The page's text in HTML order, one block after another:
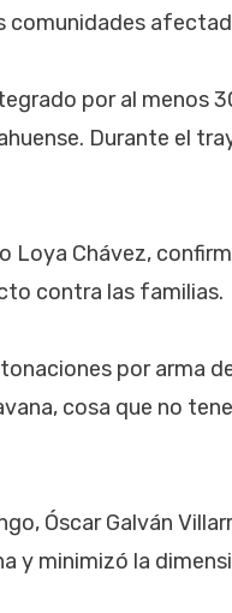
comunidades
por al menos
Durante el
Loya Chávez,
contra las familias.
por arma
cosa que no
Óscar Galván
y minimizó la